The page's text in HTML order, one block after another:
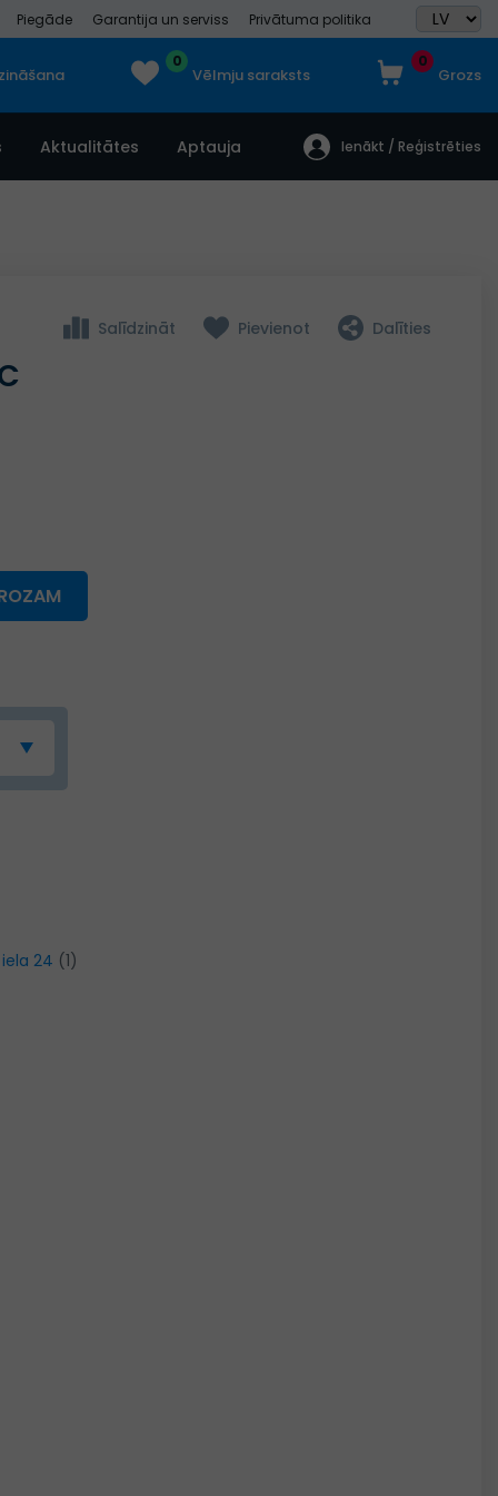
Piegāde Garantija un serviss Privātuma politika
0
Vēlmju saraksts
0
Grozs
Aktualitātes Aptauja Ienākt / Reģistrēties
Salīdzināt Pievienot Dalīties
24 (1)